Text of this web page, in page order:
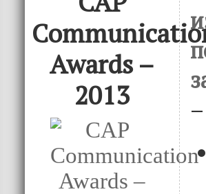
Awards –
2013